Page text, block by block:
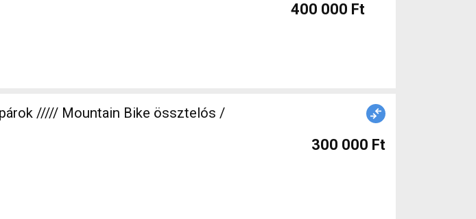
400 000 Ft
///// Mountain Bike össztelós /
300 000 Ft